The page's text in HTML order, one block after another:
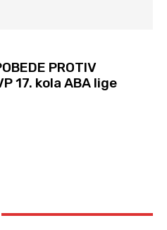
PROTIV
17. kola ABA lige